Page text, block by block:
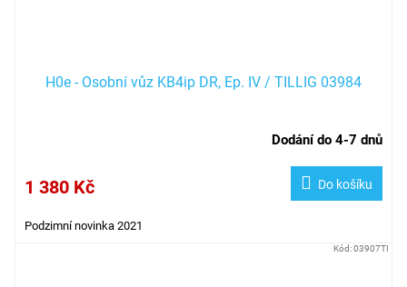
H0e - Osobní vůz KB4ip DR, Ep. IV / TILLIG 03984
Dodání do 4-7 dnů
1 380 Kč Do košíku
Podzimní novinka 2021
Kód:03907TI